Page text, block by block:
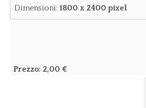
Dimensioni: 1800 x 2400 pixel
Prezzo: 2,00 €